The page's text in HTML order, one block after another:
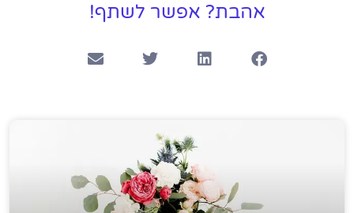
אהבת? אפשר לשתף!